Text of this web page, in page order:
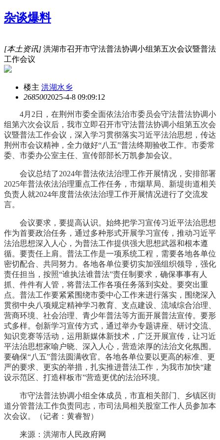
杂谈爆料
[本土资讯] 洪湖市召开市守法普法协调小组第五次会议暨普法
工作会议
楼主 洪湖水乡
2685002025-4-8 09:09:12
4月2日，在荆州市委全面依法治市委员会守法普法协调小
组第六次会议后，我市立即召开市守法普法协调小组第五次会
议暨普法工作会议，深入学习贯彻落实习近平法治思想，传达
荆州市会议精神，全力做好“八五”普法终期验收工作。市委常
委、市委办公室主任、宣传部部长万凯参加会议。
会议总结了2024年普法依法治理工作开展情况，安排部署
2025年普法依法治理重点工作任务，市烟草局、新堤街道相关
负责人就2024年度普法依法治理工作开展情况进行了交流发
言。
会议要求，要提高认识。始终把学习宣传习近平法治思想
作为首要政治任务，通过多种形式开展学习宣传，推动习近平
法治思想深入人心，为普法工作提供强大思想武器和根本遵
循。要责任上肩。普法工作是一项系统工程，需要各地各单位
密切配合、共同努力。各地各单位要切实加强组织领导，强化
责任担当，按照“谁执法谁普法”责任制要求，确保事事有人
抓、件件有人管，将普法工作各项任务落到实处。要突出重
点。普法工作要紧紧围绕市委中心工作来进行落实，围绕深入
贯彻中央八项规定精神学习教育、支点建设、流域综合治理、
营商环境、社会治理、青少年普法等方面开展普法宣传。要形
式多样。创新学习宣传方式，通过举办专题讲座、研讨交流、
知识竞赛等活动，运用新媒体新技术，广泛开展宣传，让习近
平法治思想家喻户晓、深入人心，营造浓厚的法治文化氛围。
要确保“八五”普法圆满收官。各地各单位要以更高的标准、更
严的要求、更实的举措，扎实推进普法工作，为我市加快“建
设示范区、打造样板市”营造更优的法治环境。
市守法普法协调小组全体成员，市直相关部门、乡镇区街
道分管普法工作负责同志，市司法局相关股室工作人员参加本
次会议。（记者：黄睿智）
来源：洪湖市人民政府网